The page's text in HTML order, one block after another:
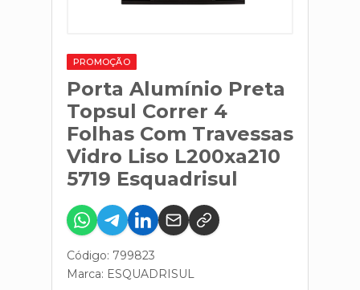
PROMOÇÃO
Porta Alumínio Preta
Topsul Correr 4
Folhas Com Travessas
Vidro Liso L200xa210
5719 Esquadrisul
Código: 799823
Marca: ESQUADRISUL